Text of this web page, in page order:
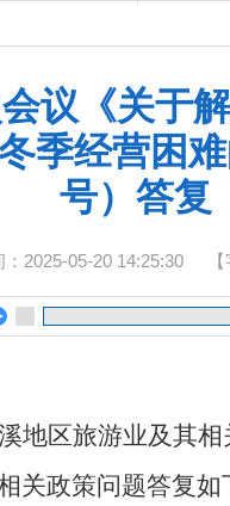
议《关于
季经营困
号）答复
：2025-05-20 14:25:30
地区旅游业及其
关政策问题答复如